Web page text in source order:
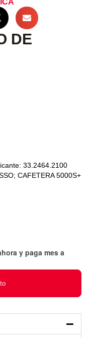
DE
33.2464.2100
CAFETERA 5000S+
y paga mes a